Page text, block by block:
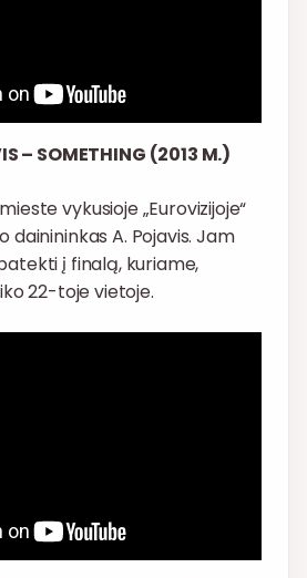
– SOMETHING (2013 M.)
vykusioje „Eurovizijoje“
dainininkas A. Pojavis. Jam
į finalą, kuriame,
22-toje vietoje.